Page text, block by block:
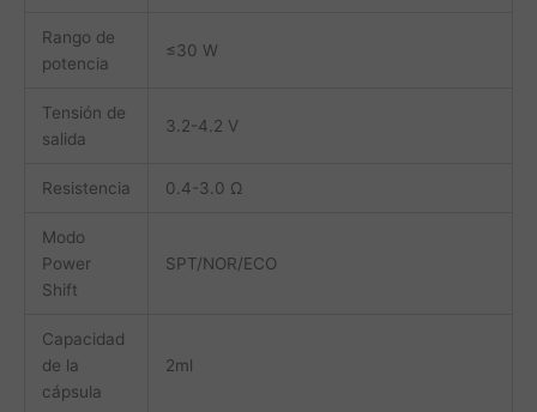
Rango de
potencia
≤30 W
Tensión de
salida
3.2-4.2 V
Resistencia 0.4-3.0 Ω
Modo
Power
Shift
SPT/NOR/ECO
Capacidad
de la
cápsula
2ml